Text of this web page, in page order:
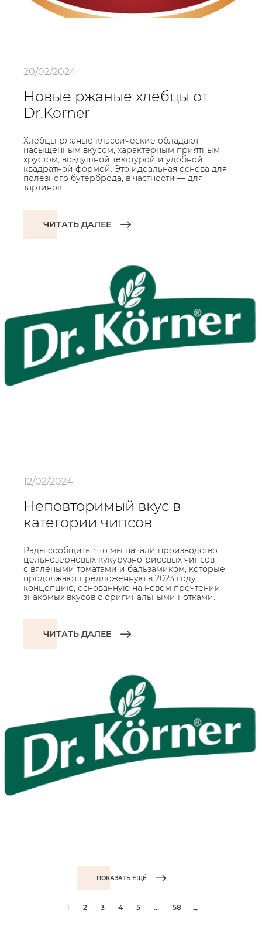
20/02/2024
Новые ржаные хлебцы от
Dr.Körner
Хлебцы ржаные классические обладают
насыщенным вкусом, характерным приятным
хрустом, воздушной текстурой и удобной
квадратной формой. Это идеальная основа для
полезного бутерброда, в частности — для
тартинок.
ЧИТАТЬ ДАЛЕЕ
12/02/2024
Неповторимый вкус в
категории чипсов
Рады сообщить, что мы начали производство
цельнозерновых кукурузно-рисовых чипсов
с вялеными томатами и бальзамиком, которые
продолжают предложенную в 2023 году
концепцию, основанную на новом прочтении
знакомых вкусов с оригинальными нотками.
ЧИТАТЬ ДАЛЕЕ
ПОКАЗАТЬ ЕЩЁ
1 2 3 4 5 ... 58 →